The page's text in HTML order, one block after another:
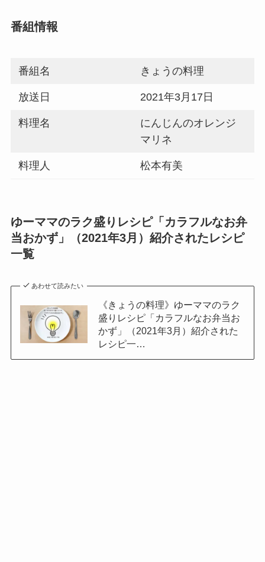
番組情報
番組名 きょうの料理
放送日 2021年3月17日
料理名
にんじんのオレンジ
マリネ
料理人 松本有美
ゆーママのラク盛りレシピ「カラフルなお弁
当おかず」（2021年3月）紹介されたレシピ
一覧
あわせて読みたい
《きょうの料理》ゆーママのラク
盛りレシピ「カラフルなお弁当お
かず」（2021年3月）紹介された
レシピ一…